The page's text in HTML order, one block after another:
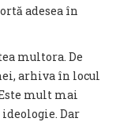
adesea în
multora. De
arhiva în locul
mult mai
Dar